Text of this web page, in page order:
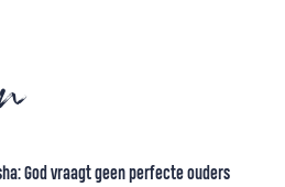
God vraagt geen perfecte ouders